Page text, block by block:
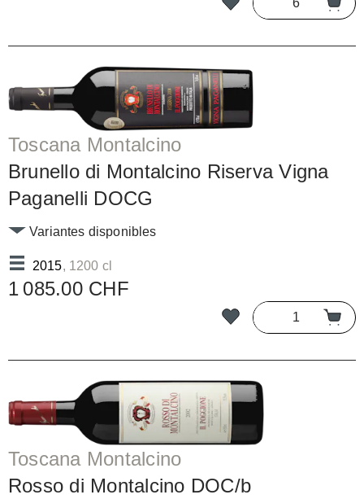
Toscana Montalcino
Brunello di Montalcino Riserva Vigna
Paganelli DOCG
2015, 1200 cl
Variantes disponibles
1 085.00 CHF
Toscana Montalcino
Rosso di Montalcino DOC/b